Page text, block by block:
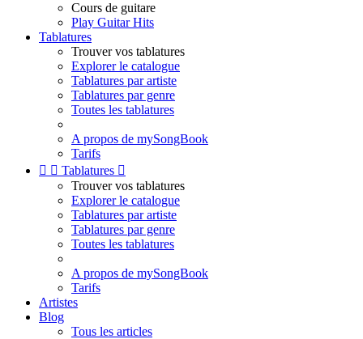
Cours de guitare
Play Guitar Hits
Tablatures
Trouver vos tablatures
Explorer le catalogue
Tablatures par artiste
Tablatures par genre
Toutes les tablatures
A propos de mySongBook
Tarifs
  Tablatures 
Trouver vos tablatures
Explorer le catalogue
Tablatures par artiste
Tablatures par genre
Toutes les tablatures
A propos de mySongBook
Tarifs
Artistes
Blog
Tous les articles